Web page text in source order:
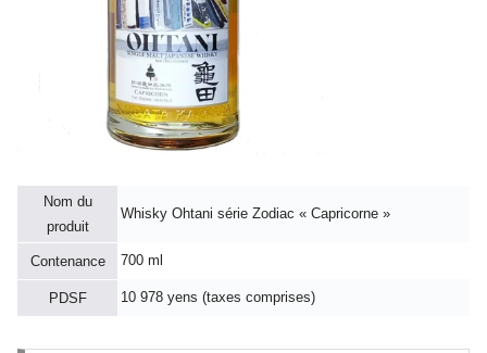
Nom du
produit
Whisky Ohtani série Zodiac « Capricorne »
Contenance 700 ml
PDSF 10 978 yens (taxes comprises)